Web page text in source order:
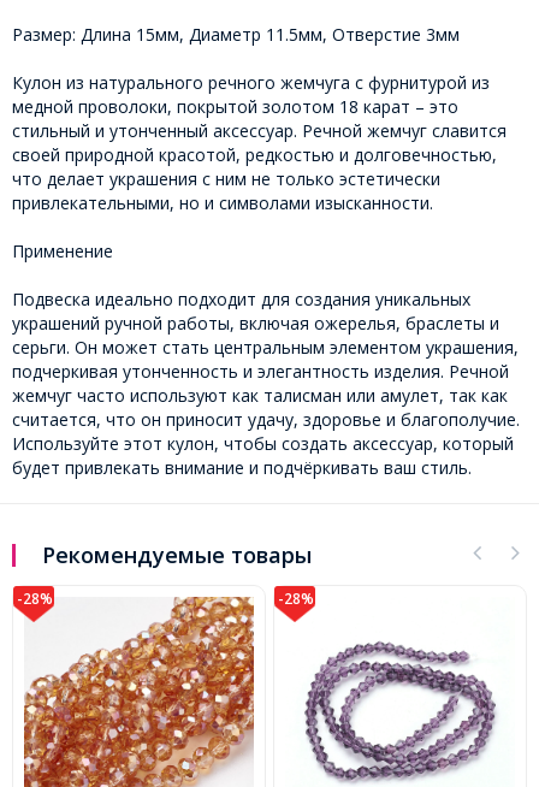
Размер: Длина 15мм, Диаметр 11.5мм, Отверстие 3мм
Кулон из натурального речного жемчуга с фурнитурой из
медной проволоки, покрытой золотом 18 карат – это
стильный и утонченный аксессуар. Речной жемчуг славится
своей природной красотой, редкостью и долговечностью,
что делает украшения с ним не только эстетически
привлекательными, но и символами изысканности.
Применение
Подвеска идеально подходит для создания уникальных
украшений ручной работы, включая ожерелья, браслеты и
серьги. Он может стать центральным элементом украшения,
подчеркивая утонченность и элегантность изделия. Речной
жемчуг часто используют как талисман или амулет, так как
считается, что он приносит удачу, здоровье и благополучие.
Используйте этот кулон, чтобы создать аксессуар, который
будет привлекать внимание и подчёркивать ваш стиль.
Рекомендуемые товары
-28% -28%